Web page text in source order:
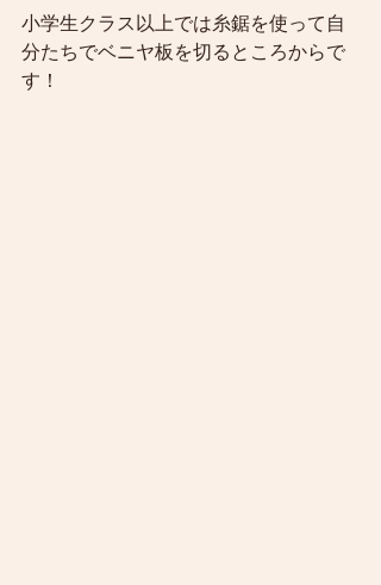
小学生クラス以上では糸鋸を使って自
分たちでベニヤ板を切るところからで
す！